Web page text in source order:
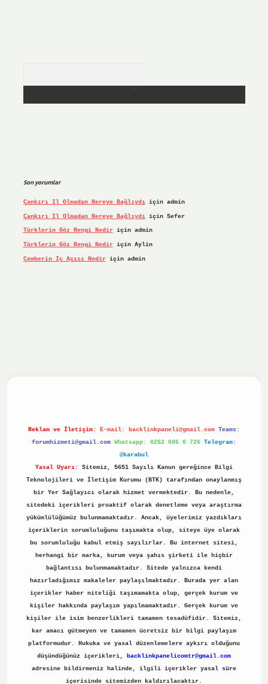
Son yorumlar
Çankırı Il Olmadan Nereye Bağlıydıiçin admin
Çankırı Il Olmadan Nereye Bağlıydıiçin Sefer
Türklerin Göz Rengi Nediriçin admin
Türklerin Göz Rengi Nediriçin Aylin
Çemberin Iç Açısı Nediriçin admin
Reklam ve İletişim: E-mail: backlinkpaneli@gmail.com Teams:
forumhizmeti@gmail.com Whatsapp: 0262 606 0 726 Telegram:
@karabul
Yasal Uyarı:
Sitemiz, 5651 Sayılı Kanun gereğince Bilgi
Teknolojileri ve İletişim Kurumu (BTK) tarafından onaylanmış
bir Yer Sağlayıcı olarak hizmet vermektedir. Bu nedenle,
sitedeki içerikleri proaktif olarak denetleme veya araştırma
yükümlülüğümüz bulunmamaktadır. Ancak, üyelerimiz yazdıkları
içeriklerin sorumluluğunu taşımakta olup, siteye üye olarak
bu sorumluluğu kabul etmiş sayılırlar. Bu internet sitesi,
herhangi bir marka, kurum veya şahıs şirketi ile hiçbir
bağlantısı bulunmamaktadır. Sitede yalnızca kendi
hazırladığımız makaleler paylaşılmaktadır. Burada yer alan
içerikler haber niteliği taşımamakta olup, gerçek kurum ve
kişiler hakkında paylaşım yapılmamaktadır. Gerçek kurum ve
kişiler ile isim benzerlikleri tamamen tesadüfidir. Sitemiz,
kar amacı gütmeyen ve tamamen ücretsiz bir bilgi paylaşım
platformudur. Hukuka ve yasal düzenlemelere aykırı olduğunu
düşündüğünüz içerikleri,
backlinkpanelicomtr@gmail.com
adresine bildirmeniz halinde, ilgili içerikler yasal süre
içerisinde sitemizden kaldırılacaktır.